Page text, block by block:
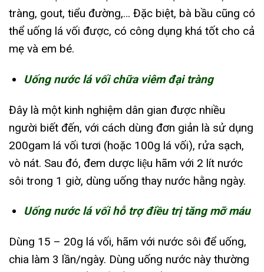
tràng, gout, tiểu đường,… Đặc biệt, bà bầu cũng có
thể uống lá vối được, có công dụng khá tốt cho cả
mẹ và em bé.
Uống nước lá vối chữa viêm đại tràng
Đây là một kinh nghiệm dân gian được nhiều
người biết đến, với cách dùng đơn giản là sử dụng
200gam lá vối tươi (hoặc 100g lá vối), rửa sạch,
vò nát. Sau đó, đem dược liệu hãm với 2 lít nước
sôi trong 1 giờ, dùng uống thay nước hằng ngày.
Uống nước lá vối hỗ trợ điều trị tăng mỡ máu
Dùng 15 – 20g lá vối, hãm với nước sôi để uống,
chia làm 3 lần/ngày. Dùng uống nước này thường